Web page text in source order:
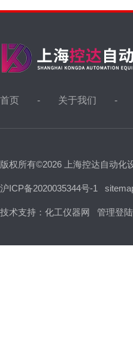
首页 关于我们
版权所有©2026 上海控达自动化
沪ICP备2020035344号-1
技术支持： 化工仪器网 管理登陆